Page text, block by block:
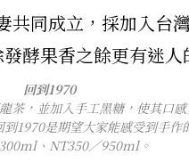
同成立，採加入台
酵果香之餘更有迷人
回到1970
茶，並加入手工黑糖，使其口
1970是期望大家能感受到手作
、NT350／950ml。